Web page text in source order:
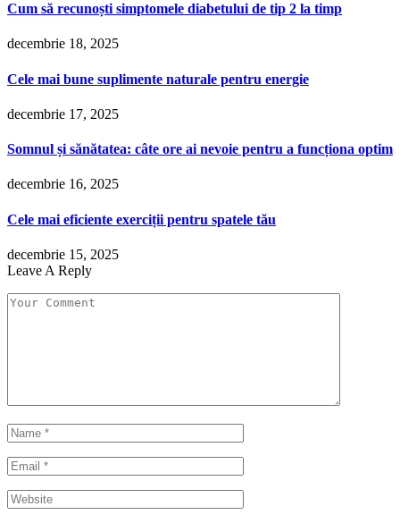
Cum să recunoști simptomele diabetului de tip 2 la timp
decembrie 18, 2025
Cele mai bune suplimente naturale pentru energie
decembrie 17, 2025
Somnul și sănătatea: câte ore ai nevoie pentru a funcționa optim
decembrie 16, 2025
Cele mai eficiente exerciții pentru spatele tău
decembrie 15, 2025
Leave A Reply